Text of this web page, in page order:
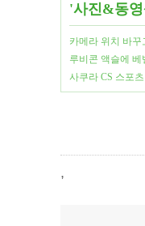
'사진&동
카메라 위치 바꾸
루비콘 액슬에 베
사쿠라 CS 스포츠
,